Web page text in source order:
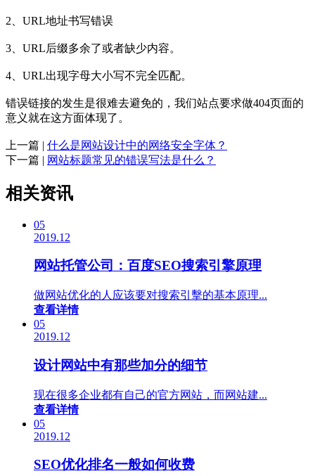
2、URL地址书写错误
3、URL后缀多余了或者缺少内容。
4、URL出现字母大小写不完全匹配。
错误链接的发生是很难去避免的，我们站点要求做404页面的
意义就在这方面体现了。
上一篇 | 什么是网站设计中的网络安全字体？
下一篇 | 网站标题常见的错误写法是什么？
相关资讯
05
2019.12
网站托管公司：百度SEO搜索引擎原理
做网站优化的人应该要对搜索引擊的基本原理...
查看详情
05
2019.12
设计网站中有那些加分的细节
现在很多企业都有自己的官方网站，而网站建...
查看详情
05
2019.12
SEO优化排名一般如何收费